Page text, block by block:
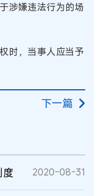
涉嫌违法行为的场
时，当事人应当予
下一篇
2020-08-31